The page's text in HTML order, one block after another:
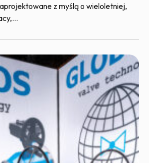
z myślą o wieloletniej,